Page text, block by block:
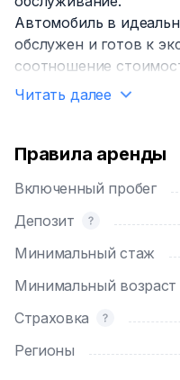
Автомобиль в
обслужен и готов к
соотношение
автомобиля, который
Особенности
пробегом;
2. Гарантийное
3. Объем багажника
чемодана и 2 сумки
вместе с задним
5. Экономичный
Читать далее
Правила аренды
Включенный пробег
Депозит
Минимальный стаж
Минимальный возраст
Страховка
Регионы